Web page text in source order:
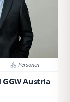
Personen
Austria